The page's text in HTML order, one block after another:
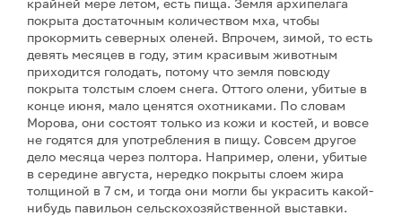
покрыта достаточным количеством мха, чтобы
прокормить северных оленей. Впрочем, зимой, то есть
девять месяцев в году, этим красивым животным
приходится голодать, потому что земля повсюду
покрыта толстым слоем снега. Оттого олени, убитые в
конце июня, мало ценятся охотниками. По словам
Морова, они состоят только из кожи и костей, и вовсе
не годятся для употребления в пищу. Совсем другое
дело месяца через полтора. Например, олени, убитые
в середине августа, нередко покрыты слоем жира
толщиной в 7 см, и тогда они могли бы украсить какой-
нибудь павильон сельскохозяйственной выставки.